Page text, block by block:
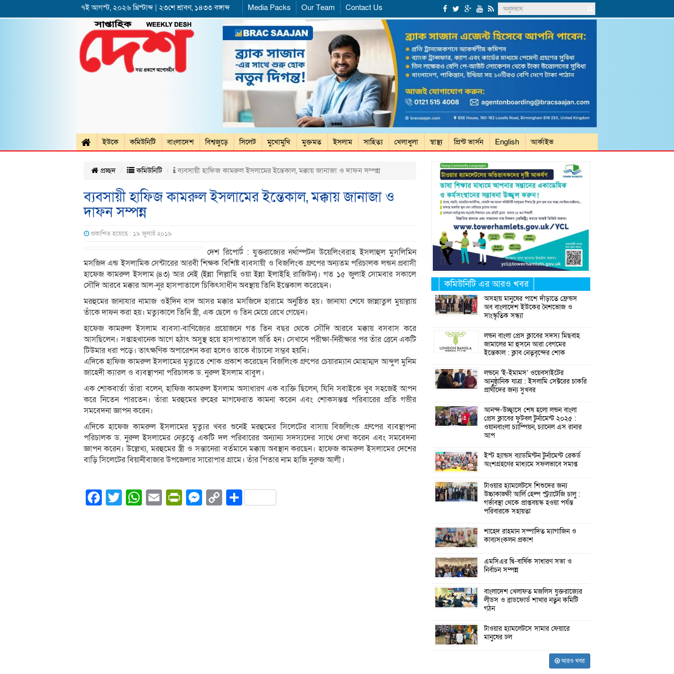
৭ই আগস্ট, ২০২৬ খ্রিস্টাব্দ | ২৩শে শ্রাবণ, ১৪৩৩ বঙ্গাব্দ Media Packs Our Team Contact Us
ইউকে কমিউনিটি বাংলাদেশ বিশ্বজুড়ে সিলেট মুখোমুখি মুক্তমত ইসলাম সাহিত্য খেলাধুলা স্বাস্থ্য প্রিন্ট ভার্সন English আর্কাইভ
প্রচ্ছদ কমিউনিটি ব্যবসায়ী হাফিজ কামরুল ইসলামের ইন্তেকাল, মক্কায় জানাজা ও দাফন সম্পন্ন
ব্যবসায়ী হাফিজ কামরুল ইসলামের ইন্তেকাল, মক্কায় জানাজা ও
দাফন সম্পন্ন
প্রকাশিত হয়েছে : ১৯ জুলাই ২০১৯
দেশ রিপোর্ট : যুক্তরাজ্যের নর্থাম্পটন উয়েলিংবরাহ ইসলাহুল মুসলিমিন
মসজিদ এন্ড ইসলামিক সেন্টারের আরবী শিক্ষক বিশিষ্ট ব্যবসায়ী ও বিজলিংক গ্রুপের অন্যতম পরিচালক লন্ডন প্রবাসী
হাফেজ কামরুল ইসলাম (৪৩) আর নেই (ইন্না লিল্লাহি ওয়া ইন্না ইলাইহি রাজিউন)। গত ১৫ জুলাই সোমবার সকালে
সৌদি আরবে মক্কার আল-নূর হাসপাতালে চিকিৎসাধীন অবস্থায় তিনি ইন্তেকাল করেছেন।
মরহুমের জানাযার নামাজ ওইদিন বাদ আসর মক্কার মসজিদে হারামে অনুষ্ঠিত হয়। জানাযা শেষে জান্নাতুল মুয়াল্লায়
তাঁকে দাফন করা হয়। মত্যুকালে তিনি স্ত্রী, এক ছেলে ও তিন মেয়ে রেখে গেছেন।
হাফেজ কামরুল ইসলাম ব্যবসা-বাণিজ্যের প্রয়োজনে গত তিন বছর থেকে সৌদি আরবে মক্কায় বসবাস করে
আসছিলেন। সপ্তাহখানেক আগে হঠাৎ অসুস্থ হয়ে হাসপাতালে ভর্তি হন। সেখানে পরীক্ষা-নিরীক্ষার পর তাঁর ব্রেনে একটি
টিউমার ধরা পড়ে। তাৎক্ষণিক অপারেশন করা হলেও তাকে বাঁচানো সম্ভব হয়নি।
এদিকে হাফিজ কামরুল ইসলামের মৃত্যুতে শোক প্রকাশ করেছেন বিজলিংক গ্রুপের চেয়ারম্যান মোহাম্মদ আব্দুল মুনিম
জাহেদী ক্যারল ও ব্যবস্থাপনা পরিচালক ড. নুরুল ইসলাম বাবুল।
এক শোকবার্তা তাঁরা বলেন, হাফিজ কামরুল ইসলাম অসাধারণ এক ব্যক্তি ছিলেন, যিনি সবাইকে খুব সহজেই আপন
করে নিতেন পারতেন। তাঁরা মরহুমের রুহের মাগফেরাত কামনা করেন এবং শোকসন্তপ্ত পরিবারের প্রতি গভীর
সমবেদনা জ্ঞাপন করেন।
এদিকে হাফেজ কামরুল ইসলামের মৃত্যুর খবর শুনেই মরহুমের সিলেটের বাসায় বিজলিংক গ্রুপের ব্যবস্থাপনা
পরিচালক ড. নুরুল ইসলামের নেতৃত্বে একটি দল পরিবারের অন্যান্য সদস্যদের সাথে দেখা করেন এবং সমবেদনা
জ্ঞাপন করেন। উল্লেখ্য, মরহুমের স্ত্রী ও সন্তানেরা বর্তমানে মক্কায় অবস্থান করছেন। হাফেজ কামরুল ইসলামের দেশের
বাড়ি সিলেটের বিয়ানীবাজার উপজেলার সারোপার গ্রামে। তাঁর পিতার নাম হাজি নুরুজ আলী।
Facebook
Twitter
WhatsApp
EmailPrintFriendly
Messenger
CopyShare
কমিউনিটি এর আরও খবর
অসহায় মানুষের পাশে দাঁড়াতে ফ্রেন্ডস
অব বাংলাদেশ ইউকের নৈশভোজ ও
সাংস্কৃতিক সন্ধ্যা
লন্ডন বাংলা প্রেস ক্লাবের সদস্য মিছবাহ
জামালের মা হুসনে আরা বেগমের
ইন্তেকাল : ক্লাব নেতৃবৃন্দের শোক
লন্ডনে ‘ই-ইমামস’ ওয়েবসাইটের
আনুষ্ঠানিক যাত্রা : ইসলামি সেক্টরের চাকরি
প্রার্থীদের জন্য সুখবর
আনন্দ-উচ্ছ্বাসে শেষ হলো লন্ডন বাংলা
প্রেস ক্লাবের ফুটবল টুর্নামেন্ট ২০২৫ :
ওয়ানবাংলা চ্যাম্পিয়ন, চ্যানেল এস রানার
আপ
ইস্ট হ্যান্ডস ব্যাডমিন্টন টুর্নামেন্ট রেকর্ড
অংশগ্রহণের মাধ্যমে সফলভাবে সমাপ্ত
টাওয়ার হ্যামলেটসে শিশুদের জন্য
উচ্চাকাঙ্ক্ষী আর্লি হেল্প স্ট্র্যাটেজি চালু :
গর্ভাবস্থা থেকে প্রাপ্তবয়স্ক হওয়া পর্যন্ত
পরিবারকে সহায়তা
শাহেদ রাহমান সম্পাদিত ম্যাগাজিন ও
কাব্যসংকলন প্রকাশ
এমসিএর দ্বি-বার্ষিক সাধারণ সভা ও
নির্বাচন সম্পন্ন
বাংলাদেশ খেলাফত মজলিস যুক্তরাজ্যের
লীডস ও ব্রাডফোর্ড শাখার নতুন কমিটি
গঠন
টাওয়ার হ্যামলেটসে সামার ফেয়ারে
মানুষের ঢল
আরও খবর